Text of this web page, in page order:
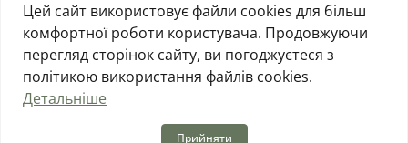
Ужгород, Гіпермаркет Епіцентр
Ужгород, вул. Баб’яка, 7/1
Пн-Сб: 08:00 — 21:00 Нд: 09:00 — 20:00
Рівне, Гіпермаркет Епіцентр
Пн-Сб: 08:00 — 21:30 Нд: 09:00 — 21:00
Цей сайт використовує файли cookies для більш
комфортної роботи користувача. Продовжуючи
перегляд сторінок сайту, ви погоджуєтеся з
політикою використання файлів cookies.
Детальніше
Прийняти